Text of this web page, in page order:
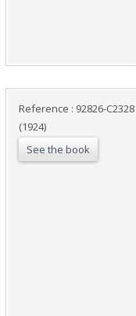
Reference : 92826-C2328
(1924)
See the book